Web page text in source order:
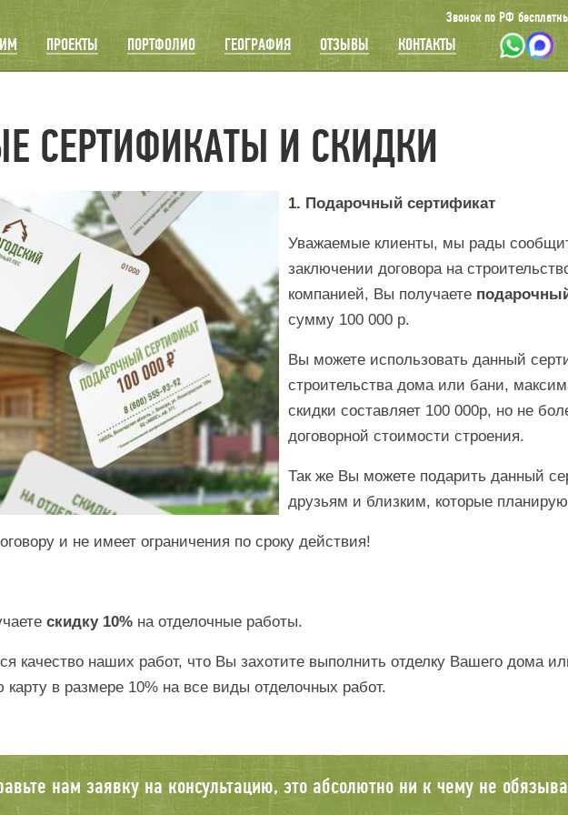
ПРОЕКТЫ ПОРТФОЛИО ГЕОГРАФИЯ ОТЗЫВЫ КОНТАКТЫ
Звонок по РФ
СЕРТИФИКАТЫ И СКИДКИ
1. Подарочный сертификат
Уважаемые клиенты, мы рады
заключении договора на
компанией, Вы получаете
сумму 100 000 р.
Вы можете использовать данный
строительства дома или бани,
скидки составляет 100 000р, но не
договорной стоимости строения.
Так же Вы можете подарить данный
друзьям и близким, которые
и не имеет ограничения по сроку действия!
скидку 10% на отделочные работы.
качество наших работ, что Вы захотите выполнить отделку Вашего дома
в размере 10% на все виды отделочных работ.
нам заявку на консультацию, это абсолютно ни к чему не